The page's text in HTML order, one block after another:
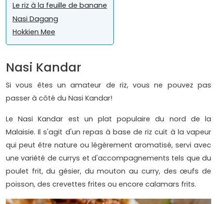
Le riz à la feuille de banane
Nasi Dagang
Hokkien Mee
Nasi Kandar
Si vous êtes un amateur de riz, vous ne pouvez pas
passer à côté du Nasi Kandar!
Le Nasi Kandar est un plat populaire du nord de la
Malaisie. Il s'agit d'un repas à base de riz cuit à la vapeur
qui peut être nature ou légèrement aromatisé, servi avec
une variété de currys et d'accompagnements tels que du
poulet frit, du gésier, du mouton au curry, des œufs de
poisson, des crevettes frites ou encore calamars frits.